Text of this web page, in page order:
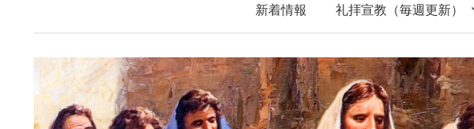
新着情報 礼拝宣教（毎週更新）